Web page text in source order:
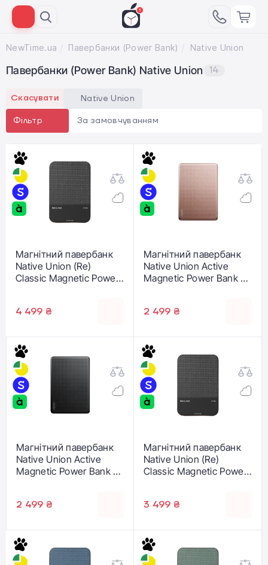
NewTime.ua Павербанки (Power Bank) Native Union
Павербанки (Power Bank) Native Union 14
Скасувати Native Union
Фільтр За замовчуванням
Магнітний павербанк
Native Union (Re)
Classic Magnetic Power
4 499 ₴
Магнітний павербанк
Native Union Active
Magnetic Power Bank 5
2 499 ₴
Магнітний павербанк
Native Union Active
Magnetic Power Bank 5
2 499 ₴
Магнітний павербанк
Native Union (Re)
Classic Magnetic Power
Q2)
3 499 ₴